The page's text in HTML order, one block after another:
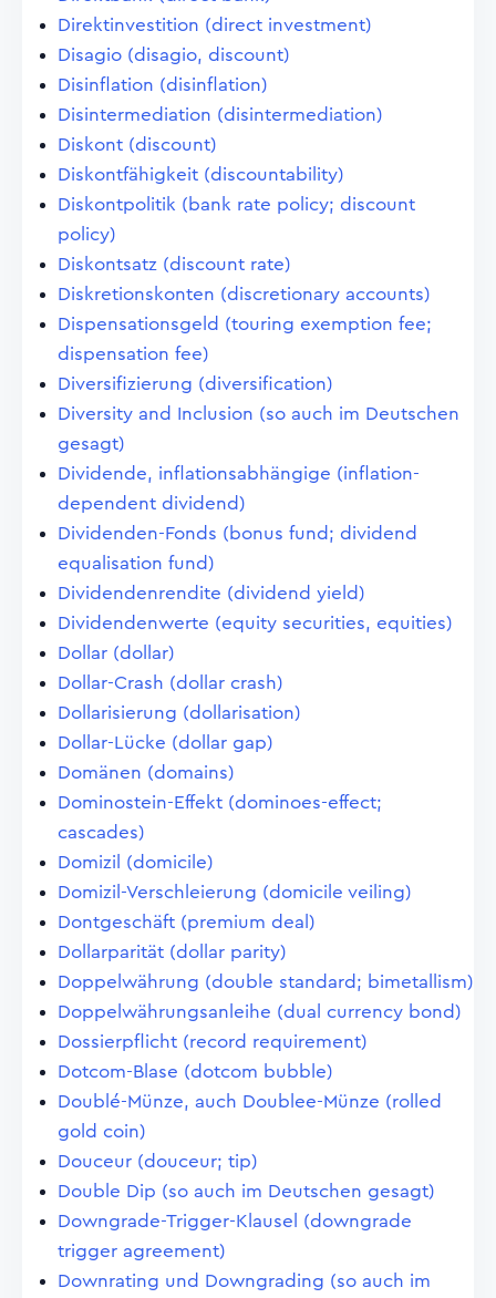
Direktinvestition (direct investment)
Disagio (disagio, discount)
Disinflation (disinflation)
Disintermediation (disintermediation)
Diskont (discount)
Diskontfähigkeit (discountability)
Diskontpolitik (bank rate policy; discount
policy)
Diskontsatz (discount rate)
Diskretionskonten (discretionary accounts)
Dispensationsgeld (touring exemption fee;
dispensation fee)
Diversifizierung (diversification)
Diversity and Inclusion (so auch im Deutschen
gesagt)
Dividende, inflationsabhängige (inflation-
dependent dividend)
Dividenden-Fonds (bonus fund; dividend
equalisation fund)
Dividendenrendite (dividend yield)
Dividendenwerte (equity securities, equities)
Dollar (dollar)
Dollar-Crash (dollar crash)
Dollarisierung (dollarisation)
Dollar-Lücke (dollar gap)
Domänen (domains)
Dominostein-Effekt (dominoes-effect;
cascades)
Domizil (domicile)
Domizil-Verschleierung (domicile veiling)
Dontgeschäft (premium deal)
Dollarparität (dollar parity)
Doppelwährung (double standard; bimetallism)
Doppelwährungsanleihe (dual currency bond)
Dossierpflicht (record requirement)
Dotcom-Blase (dotcom bubble)
Doublé-Münze, auch Doublee-Münze (rolled
gold coin)
Douceur (douceur; tip)
Double Dip (so auch im Deutschen gesagt)
Downgrade-Trigger-Klausel (downgrade
trigger agreement)
Downrating und Downgrading (so auch im